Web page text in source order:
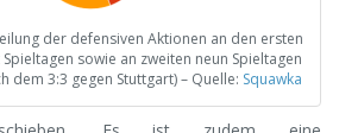
der defensiven Aktionen an den ersten
Spieltagen sowie an zweiten neun Spieltagen
dem 3:3 gegen Stuttgart) – Quelle: Squawka